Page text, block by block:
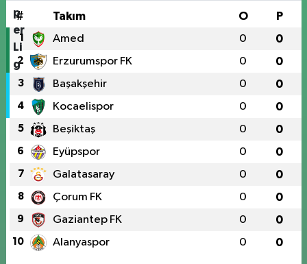
# Takım O P
1 Amed 0 0
2 Erzurumspor FK 0 0
3 Başakşehir 0 0
4 Kocaelispor 0 0
5 Beşiktaş 0 0
6 Eyüpspor 0 0
7 Galatasaray 0 0
8 Çorum FK 0 0
9 Gaziantep FK 0 0
10 Alanyaspor 0 0